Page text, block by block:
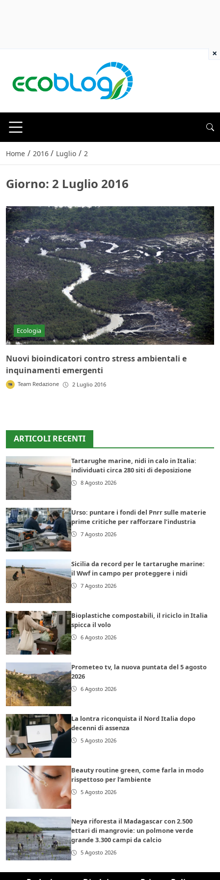
Home / 2016 / Luglio / 2
Giorno: 2 Luglio 2016
Ecologia
Nuovi bioindicatori contro stress ambientali e
inquinamenti emergenti
Team Redazione 2 Luglio 2016
ARTICOLI RECENTI
Tartarughe marine, nidi in calo in Italia:
individuati circa 280 siti di deposizione
8 Agosto 2026
Urso: puntare i fondi del Pnrr sulle materie
prime critiche per rafforzare l’industria
7 Agosto 2026
Sicilia da record per le tartarughe marine:
il Wwf in campo per proteggere i nidi
7 Agosto 2026
Bioplastiche compostabili, il riciclo in Italia
spicca il volo
6 Agosto 2026
Prometeo tv, la nuova puntata del 5 agosto
2026
6 Agosto 2026
La lontra riconquista il Nord Italia dopo
decenni di assenza
5 Agosto 2026
Beauty routine green, come farla in modo
rispettoso per l’ambiente
5 Agosto 2026
Neya riforesta il Madagascar con 2.500
ettari di mangrovie: un polmone verde
grande 3.300 campi da calcio
5 Agosto 2026
×